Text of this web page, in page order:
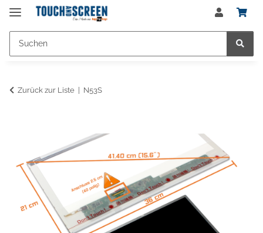
Zurück zur Liste N53S